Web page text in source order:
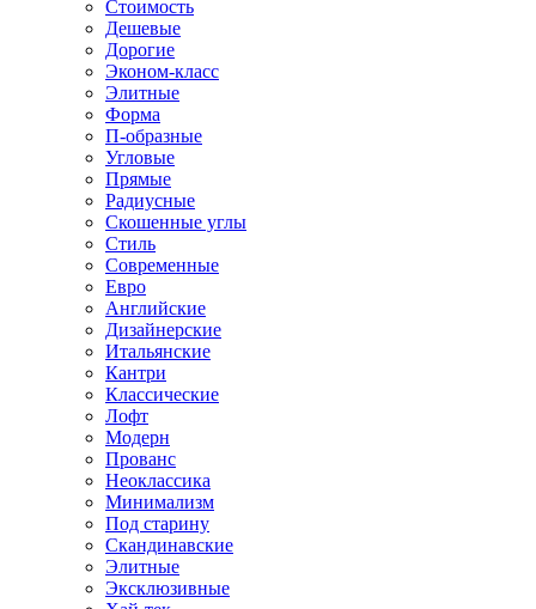
Стоимость
Дешевые
Дорогие
Эконом-класс
Элитные
Форма
П-образные
Угловые
Прямые
Радиусные
Скошенные углы
Стиль
Современные
Евро
Английские
Дизайнерские
Итальянские
Кантри
Классические
Лофт
Модерн
Прованс
Неоклассика
Минимализм
Под старину
Скандинавские
Элитные
Эксклюзивные